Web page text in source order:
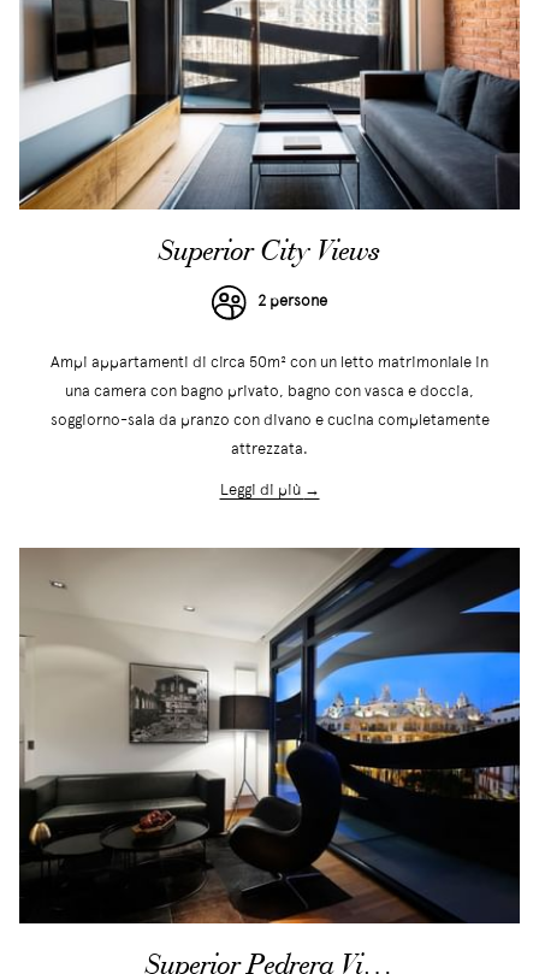
Superior City Views
2 persone
Ampi appartamenti di circa 50m² con un letto matrimoniale in
una camera con bagno privato, bagno con vasca e doccia,
soggiorno-sala da pranzo con divano e cucina completamente
attrezzata.
Leggi di più
Superior Pedrera Vi…